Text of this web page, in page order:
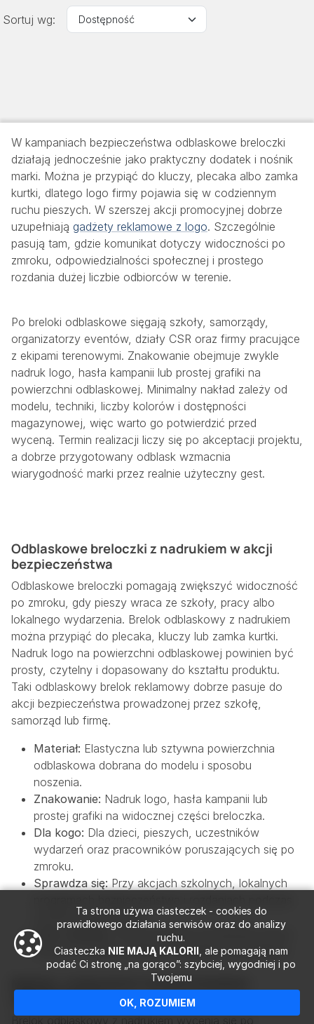
Ta strona używa ciasteczek - cookies do
prawidłowego działania serwisów oraz do analizy
ruchu.
Ciasteczka NIE MAJĄ KALORII , ale pomagają nam
podać Ci stronę „na gorąco”: szybciej, wygodniej i po
Twojemu
OK, ROZUMIEM
W kampaniach bezpieczeństwa odblaskowe breloczki
działają jednocześnie jako praktyczny dodatek i nośnik
marki. Można je przypiąć do kluczy, plecaka albo zamka
kurtki, dlatego logo firmy pojawia się w codziennym
ruchu pieszych. W szerszej akcji promocyjnej dobrze
uzupełniają gadżety reklamowe z logo. Szczególnie
pasują tam, gdzie komunikat dotyczy widoczności po
zmroku, odpowiedzialności społecznej i prostego
rozdania dużej liczbie odbiorców w terenie.
Po breloki odblaskowe sięgają szkoły, samorządy,
organizatorzy eventów, działy CSR oraz firmy pracujące
z ekipami terenowymi. Znakowanie obejmuje zwykle
nadruk logo, hasła kampanii lub prostej grafiki na
powierzchni odblaskowej. Minimalny nakład zależy od
modelu, techniki, liczby kolorów i dostępności
magazynowej, więc warto go potwierdzić przed
wyceną. Termin realizacji liczy się po akceptacji projektu,
a dobrze przygotowany odblask wzmacnia
wiarygodność marki przez realnie użyteczny gest.
Sortuj wg:
Odblaskowe breloczki z nadrukiem w akcji
bezpieczeństwa
Odblaskowe breloczki pomagają zwiększyć widoczność
po zmroku, gdy pieszy wraca ze szkoły, pracy albo
lokalnego wydarzenia. Brelok odblaskowy z nadrukiem
można przypiąć do plecaka, kluczy lub zamka kurtki.
Nadruk logo na powierzchni odblaskowej powinien być
prosty, czytelny i dopasowany do kształtu produktu.
Taki odblaskowy brelok reklamowy dobrze pasuje do
akcji bezpieczeństwa prowadzonej przez szkołę,
samorząd lub firmę.
Materiał: Elastyczna lub sztywna powierzchnia
odblaskowa dobrana do modelu i sposobu
noszenia.
Znakowanie: Nadruk logo, hasła kampanii lub
prostej grafiki na widocznej części breloczka.
Dla kogo: Dla dzieci, pieszych, uczestników
wydarzeń oraz pracowników poruszających się po
zmroku.
Sprawdza się: Przy akcjach szkolnych, lokalnych
eventów terenowych.
Czas realizacji:Termin produkcji potwierdza się po
wyborze modelu, nakładu i akceptacji wizualizacji.
Nakład, znakowanie i budżet breloków